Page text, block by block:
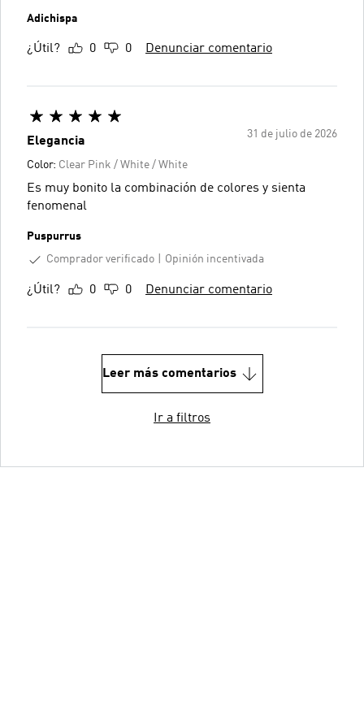
Adichispa
¿Útil? 0 0 Denunciar comentario
31 de julio de 2026
Elegancia
Color: Clear Pink / White / White
Es muy bonito la combinación de colores y sienta
fenomenal
Puspurrus
Comprador verificado
Opinión incentivada
¿Útil? 0 0 Denunciar comentario
Leer más comentarios
Ir a filtros